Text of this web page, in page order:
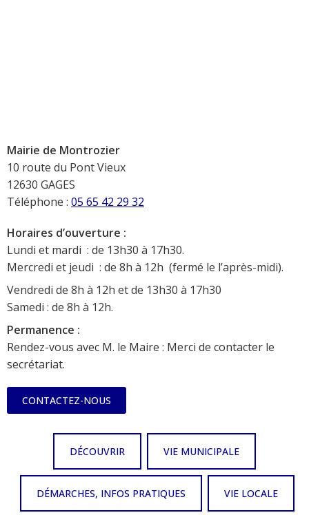
Mairie de Montrozier
10 route du Pont Vieux
12630 GAGES
Téléphone : 05 65 42 29 32
Horaires d’ouverture :
Lundi et mardi : de 13h30 à 17h30.
Mercredi et jeudi : de 8h à 12h (fermé le l’après-midi).
Vendredi de 8h à 12h et de 13h30 à 17h30
Samedi : de 8h à 12h.
Permanence :
Rendez-vous avec M. le Maire : Merci de contacter le
secrétariat.
CONTACTEZ-NOUS
DÉCOUVRIR VIE MUNICIPALE
DÉMARCHES, INFOS PRATIQUES VIE LOCALE